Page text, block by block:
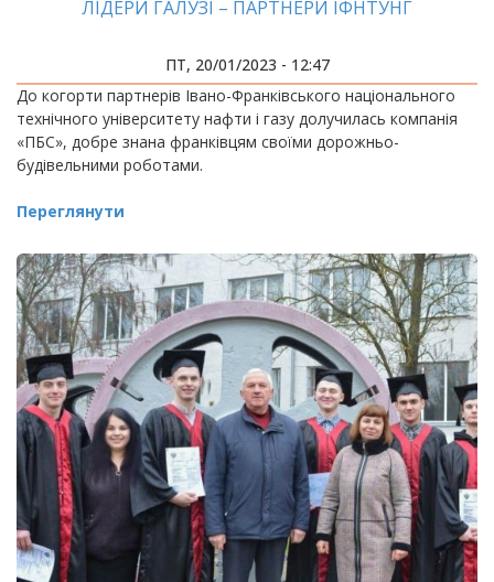
ЛІДЕРИ ГАЛУЗІ – ПАРТНЕРИ ІФНТУНГ
ПТ, 20/01/2023 - 12:47
До когорти партнерів Івано-Франківського національного
технічного університету нафти і газу долучилась компанія
«ПБС», добре знана франківцям своїми дорожньо-
будівельними роботами.
Переглянути